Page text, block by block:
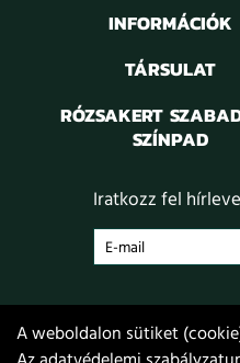
INFORMÁCIÓK
TÁRSULAT
RÓZSAKERT
SZÍNPAD
Iratkozz fel
A weboldalon sütiket